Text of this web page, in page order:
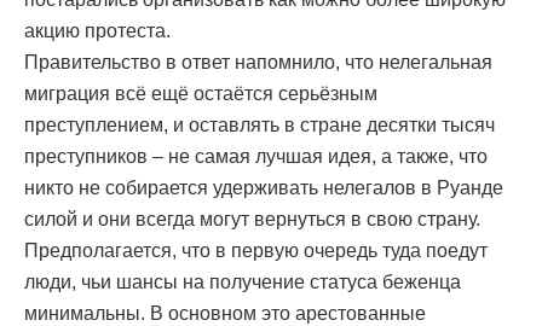
акцию протеста.
Правительство в ответ напомнило, что нелегальная
миграция всё ещё остаётся серьёзным
преступлением, и оставлять в стране десятки тысяч
преступников – не самая лучшая идея, а также, что
никто не собирается удерживать нелегалов в Руанде
силой и они всегда могут вернуться в свою страну.
Предполагается, что в первую очередь туда поедут
люди, чьи шансы на получение статуса беженца
минимальны. В основном это арестованные